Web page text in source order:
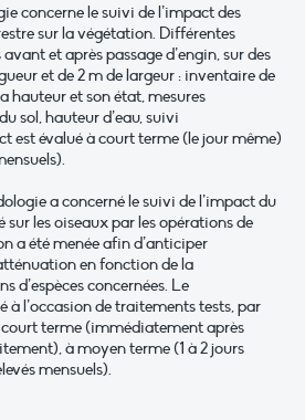
concerne le suivi de l’impact des
sur la végétation. Différentes
et après passage d’engin, sur des
et de 2 m de largeur : inventaire de
hauteur et son état, mesures
sol, hauteur d’eau, suivi
est évalué à court terme (le jour même)
a concerné le suivi de l’impact du
les oiseaux par les opérations de
a été menée afin d’anticiper
en fonction de la
d’espèces concernées. Le
à l’occasion de traitements tests, par
terme (immédiatement après
à moyen terme (1 à 2 jours
mensuels).